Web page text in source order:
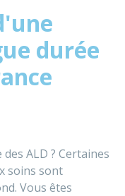
durée
ALD ? Certaines
soins sont
Vous êtes